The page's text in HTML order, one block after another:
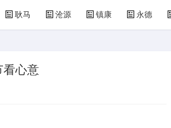
耿马 沧源 镇康 永德
心意